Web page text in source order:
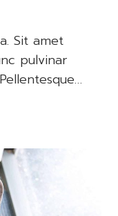
Sit amet
pulvinar